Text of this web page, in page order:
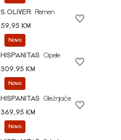
S.OLIVER
Remen
59,95 KM
Novo
HISPANITAS
Cipele
309,95 KM
Novo
HISPANITAS
Gležnjače
369,95 KM
Novo